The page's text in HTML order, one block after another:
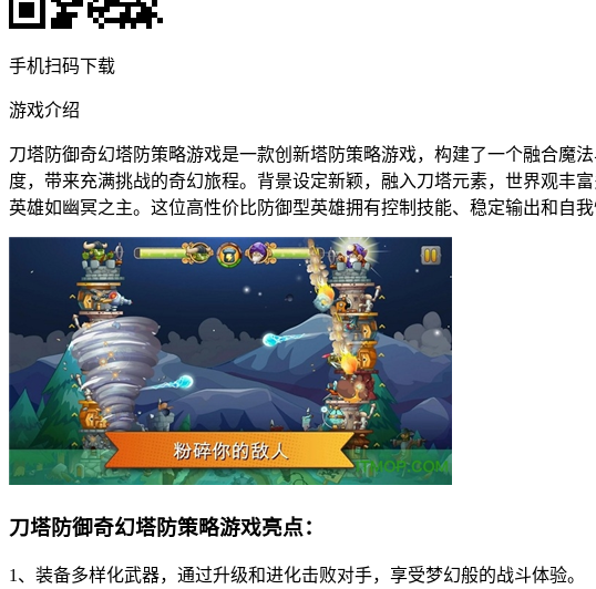
手机扫码下载
游戏介绍
刀塔防御奇幻塔防策略游戏是一款创新塔防策略游戏，构建了一个融合魔
度，带来充满挑战的奇幻旅程。背景设定新颖，融入刀塔元素，世界观丰
英雄如幽冥之主。这位高性价比防御型英雄拥有控制技能、稳定输出和自
刀塔防御奇幻塔防策略游戏亮点：
1、装备多样化武器，通过升级和进化击败对手，享受梦幻般的战斗体验。